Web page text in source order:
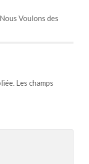
Voulons des
Les champs